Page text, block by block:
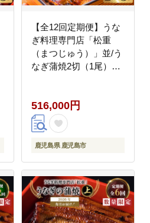
【全12回定期便】うな
ぎ料理専門店「松重
（まつじゅう）」並/う
なぎ蒲焼2切（1尾）×3
516,000円
鹿児島県 鹿児島市